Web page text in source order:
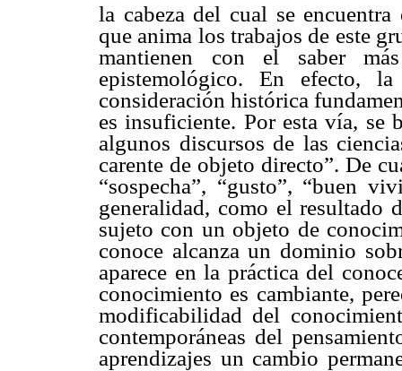
la cabeza del cual se
que anima los trabajos de este
mantienen con el saber
epistemológico. En efecto,
consideración histórica
es insuficiente. Por esta vía, se
algunos discursos de las
carente de objeto directo”. De
“sospecha”, “gusto”, “buen
generalidad, como el resultado
sujeto con un objeto de
conoce alcanza un dominio
aparece en la práctica del
conocimiento es cambiante,
modificabilidad del
contemporáneas del
aprendizajes un cambio